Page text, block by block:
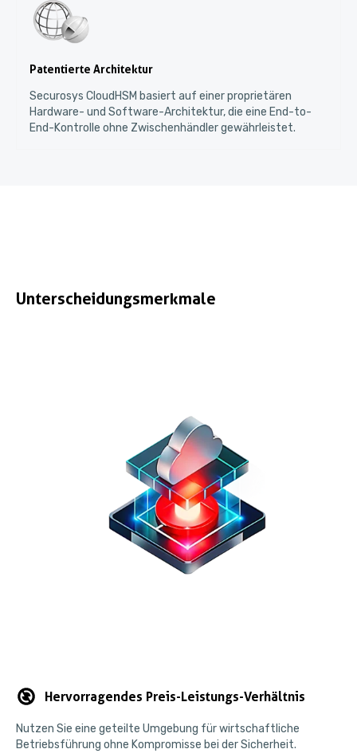
Patentierte Architektur
Securosys CloudHSM basiert auf einer proprietären
Hardware- und Software-Architektur, die eine End-to-
End-Kontrolle ohne Zwischenhändler gewährleistet.
Unterscheidungsmerkmale
Hervorragendes Preis-Leistungs-Verhältnis
Nutzen Sie eine geteilte Umgebung für wirtschaftliche
Betriebsführung ohne Kompromisse bei der Sicherheit.